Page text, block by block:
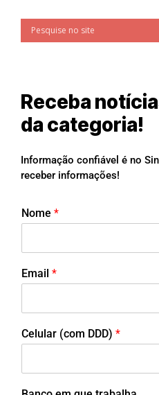
Receba
da categoria!
Informação confiável é no
receber informações!
Nome *
Email *
Celular (com DDD) *